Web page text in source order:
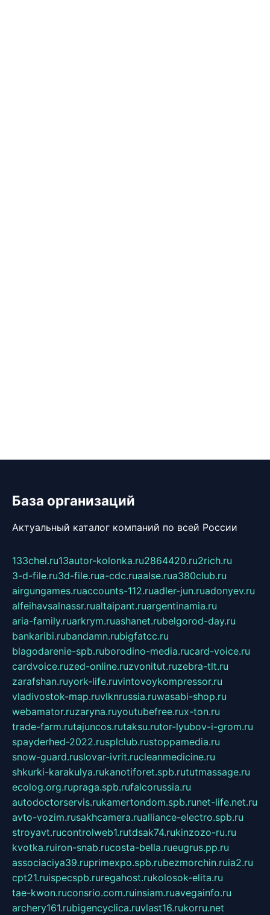
База организаций
Актуальный каталог компаний по всей России
133chel.ru13autor-kolonka.ru2864420.ru2rich.ru
3-d-file.ru3d-file.rua-cdc.ruaalse.rua380club.ru
airgungames.ruaccounts-112.ruadler-jun.ruadonyev.ru
alfeihavsalnassr.rualtaipant.ruargentinamia.ru
aria-family.ruarkrym.ruashanet.rubelgorod-day.ru
bankaribi.rubandamn.rubigfatcc.ru
blagodarenie-spb.ruborodino-media.rucard-voice.ru
cardvoice.ruzed-online.ruzvonitut.ruzebra-tlt.ru
zarafshan.ruyork-life.ruvintovoykompressor.ru
vladivostok-map.ruvlknrussia.ruwasabi-shop.ru
webamator.ruzaryna.ruyoutubefree.rux-ton.ru
trade-farm.rutajuncos.rutaksu.rutor-lyubov-i-grom.ru
spayderhed-2022.rusplclub.rustoppamedia.ru
snow-guard.ruslovar-ivrit.rucleanmedicine.ru
shkurki-karakulya.rukanotiforet.spb.rututmassage.ru
ecolog.org.rupraga.spb.rufalcorussia.ru
autodoctorservis.rukamertondom.spb.runet-life.net.ru
avto-vozim.rusakhcamera.rualliance-electro.spb.ru
stroyavt.rucontrolweb1.rutdsak74.rukinzozo-ru.ru
kvotka.ruiron-snab.rucosta-bella.rueugrus.pp.ru
associaciya39.ruprimexpo.spb.rubezmorchin.ruia2.ru
cpt21.ruispecspb.ruregahost.rukolosok-elita.ru
tae-kwon.ruconsrio.com.ruinsiam.ruavegainfo.ru
archery161.rubigencyclica.ruvlast16.rukorru.net